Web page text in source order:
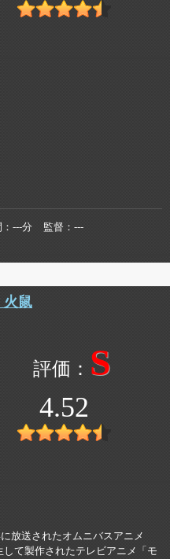
---分 監督
---
火鼠
S
4.52
放送されたオムニバスアニメ
して製作されたテレビアニメ「モ